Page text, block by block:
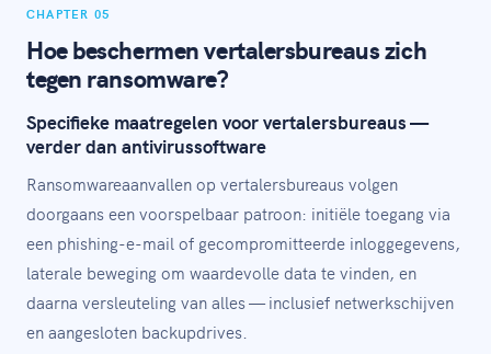
CHAPTER 05
Hoe beschermen vertalersbureaus zich
tegen ransomware?
Specifieke maatregelen voor vertalersbureaus —
verder dan antivirussoftware
Ransomwareaanvallen op vertalersbureaus volgen
doorgaans een voorspelbaar patroon: initiële toegang via
een phishing-e-mail of gecompromitteerde inloggegevens,
laterale beweging om waardevolle data te vinden, en
daarna versleuteling van alles — inclusief netwerkschijven
en aangesloten backupdrives.